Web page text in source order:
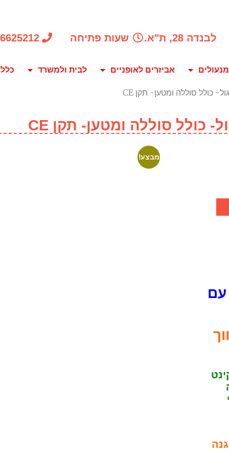
לבנדה 28, ת"א. שעות פתיחה
מנעולים אביזרים לאופניים לבית ולמשרד
קסדה לקורקינט מוארת ORCA עם
מבצע!